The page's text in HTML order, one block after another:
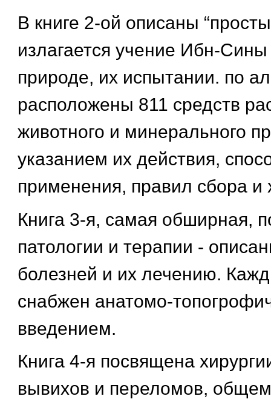
В книге 2-ой описаны
излагается учение Ибн-Сины
природе, их испытании. по
расположены 811 средств
животного и минерального
указанием их действия,
применения, правил сбора и
Книга 3-я, самая обширная,
патологии и терапии -
болезней и их лечению.
снабжен анатомо-
введением.
Книга 4-я посвящена
вывихов и переломов,